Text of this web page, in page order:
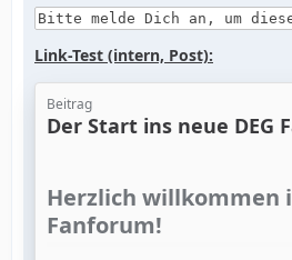
Bitte melde Dich an, um
Link-Test (intern, Post):
Beitrag
Der Start ins neue DEG
Herzlich willkommen
Fanforum!